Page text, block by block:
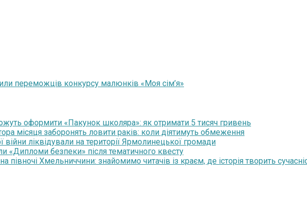
переможців конкурсу малюнків «Моя сім’я»
оформити «Пакунок школяра»: як отримати 5 тисяч гривень
місяця заборонять ловити раків: коли діятимуть обмеження
війни ліквідували на території Ярмолинецької громади
«Дипломи безпеки» після тематичного квесту
Хмельниччини: знайомимо читачів із краєм, де історія творить